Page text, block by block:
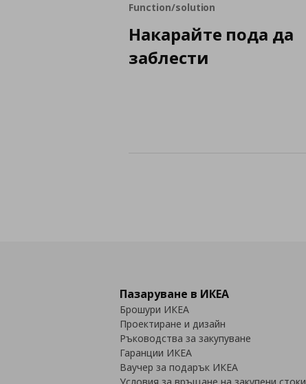
Function/solution
Накарайте пода да
заблести
Пазаруване в ИКЕА
Брошури ИКЕА
Проектиране и дизайн
Ръководства за закупуване
Гаранции ИКЕА
Ваучер за подарък ИКЕА